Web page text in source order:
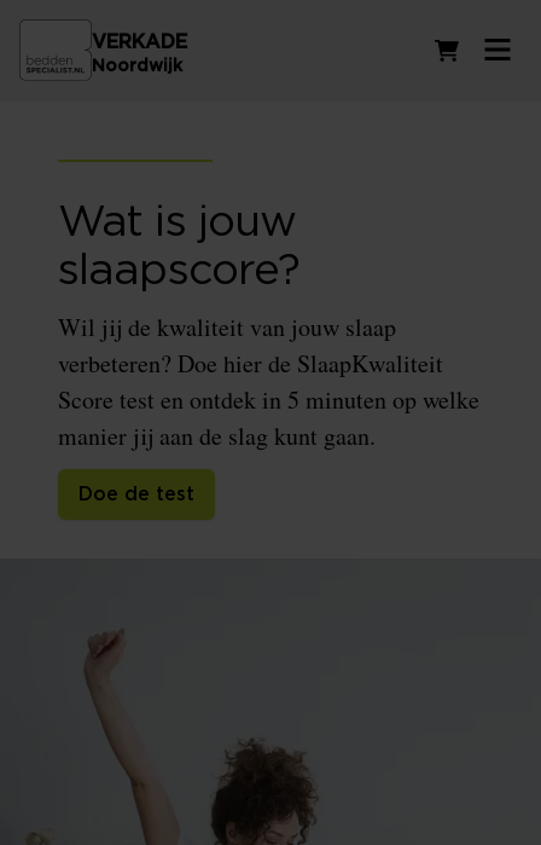
VERKADE
Noordwijk
Wat is jouw
slaapscore?
Wil jij de kwaliteit van jouw slaap
verbeteren? Doe hier de SlaapKwaliteit
Score test en ontdek in 5 minuten op welke
manier jij aan de slag kunt gaan.
Doe de test